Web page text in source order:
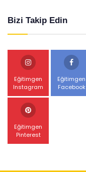
Bizi Takip Edin
Eğitimgen
Instagram
Eğitimgen
Facebook
Eğitimgen
Pinterest